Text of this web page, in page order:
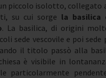
piccolo isolotto, collegato
su cui sorge la basilica
. La basilica, di origini
sede vescovile e poi
il titolo passò alla
è visibile in
particolarmente